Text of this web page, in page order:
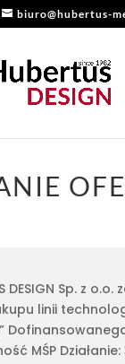
biuro@hubertus-
DESIGN Sp.
linii
MŚP